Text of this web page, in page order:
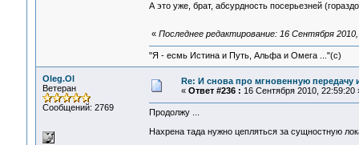
А это уже, брат, абсурдность посерьезней
« Последнее редактирование: 16 Сентября
"Я - есмь Истина и Путь, Альфа и Омега ..."(с)
Oleg.Ol
Ветеран
Сообщений: 2769
Re: И снова про мгновенную
« Ответ #236 : 16 Сентября 2010, 22:59:20
Продолжу ...
Нахрена тада нужно цепляться за сущностную